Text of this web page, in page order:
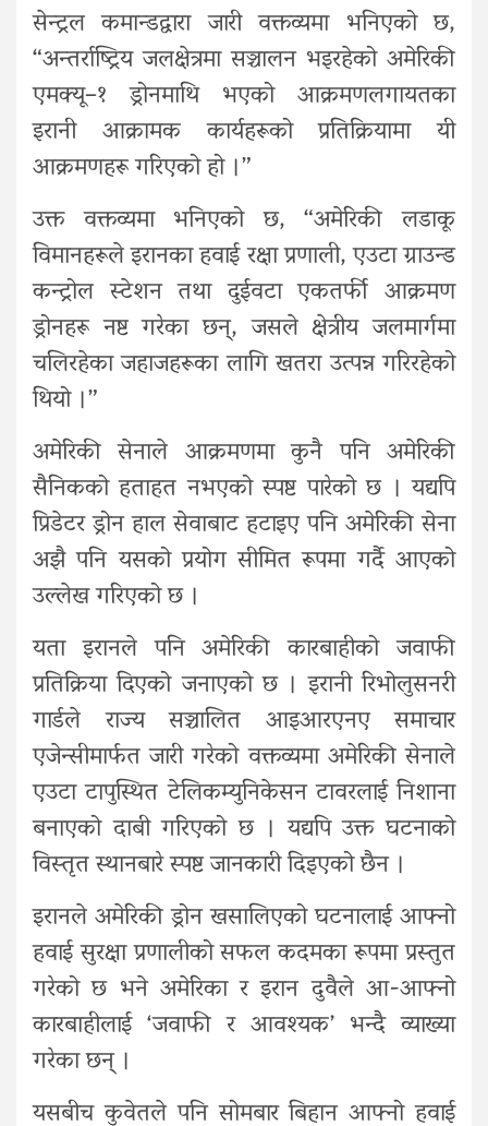
सेन्ट्रल कमान्डद्वारा जारी वक्तव्यमा भनिएको छ,
“अन्तर्राष्ट्रिय जलक्षेत्रमा सञ्चालन भइरहेको अमेरिकी
एमक्यू–१ ड्रोनमाथि भएको आक्रमणलगायतका
इरानी आक्रामक कार्यहरूको प्रतिक्रियामा यी
आक्रमणहरू गरिएको हो ।”
उक्त वक्तव्यमा भनिएको छ, “अमेरिकी लडाकू
विमानहरूले इरानका हवाई रक्षा प्रणाली, एउटा ग्राउन्ड
कन्ट्रोल स्टेशन तथा दुईवटा एकतर्फी आक्रमण
ड्रोनहरू नष्ट गरेका छन्, जसले क्षेत्रीय जलमार्गमा
चलिरहेका जहाजहरूका लागि खतरा उत्पन्न गरिरहेको
थियो ।”
अमेरिकी सेनाले आक्रमणमा कुनै पनि अमेरिकी
सैनिकको हताहत नभएको स्पष्ट पारेको छ । यद्यपि
प्रिडेटर ड्रोन हाल सेवाबाट हटाइए पनि अमेरिकी सेना
अझै पनि यसको प्रयोग सीमित रूपमा गर्दै आएको
उल्लेख गरिएको छ ।
यता इरानले पनि अमेरिकी कारबाहीको जवाफी
प्रतिक्रिया दिएको जनाएको छ । इरानी रिभोलुसनरी
गार्डले राज्य सञ्चालित आइआरएनए समाचार
एजेन्सीमार्फत जारी गरेको वक्तव्यमा अमेरिकी सेनाले
एउटा टापुस्थित टेलिकम्युनिकेसन टावरलाई निशाना
बनाएको दाबी गरिएको छ । यद्यपि उक्त घटनाको
विस्तृत स्थानबारे स्पष्ट जानकारी दिइएको छैन ।
इरानले अमेरिकी ड्रोन खसालिएको घटनालाई आफ्नो
हवाई सुरक्षा प्रणालीको सफल कदमका रूपमा प्रस्तुत
गरेको छ भने अमेरिका र इरान दुवैले आ-आफ्नो
कारबाहीलाई ‘जवाफी र आवश्यक’ भन्दै व्याख्या
गरेका छन् ।
यसबीच कुवेतले पनि सोमबार बिहान आफ्नो हवाई